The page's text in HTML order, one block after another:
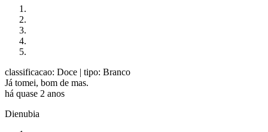
classificacao: Doce | tipo: Branco
Já tomei, bom de mas.
há quase 2 anos
Dienubia